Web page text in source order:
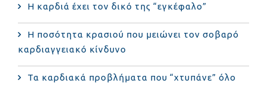
Η καρδιά έχει τον δικό της “εγκέφαλο”
Η ποσότητα κρασιού που μειώνει τον σοβαρό
καρδιαγγειακό κίνδυνο
Τα καρδιακά προβλήματα που “χτυπάνε” όλο